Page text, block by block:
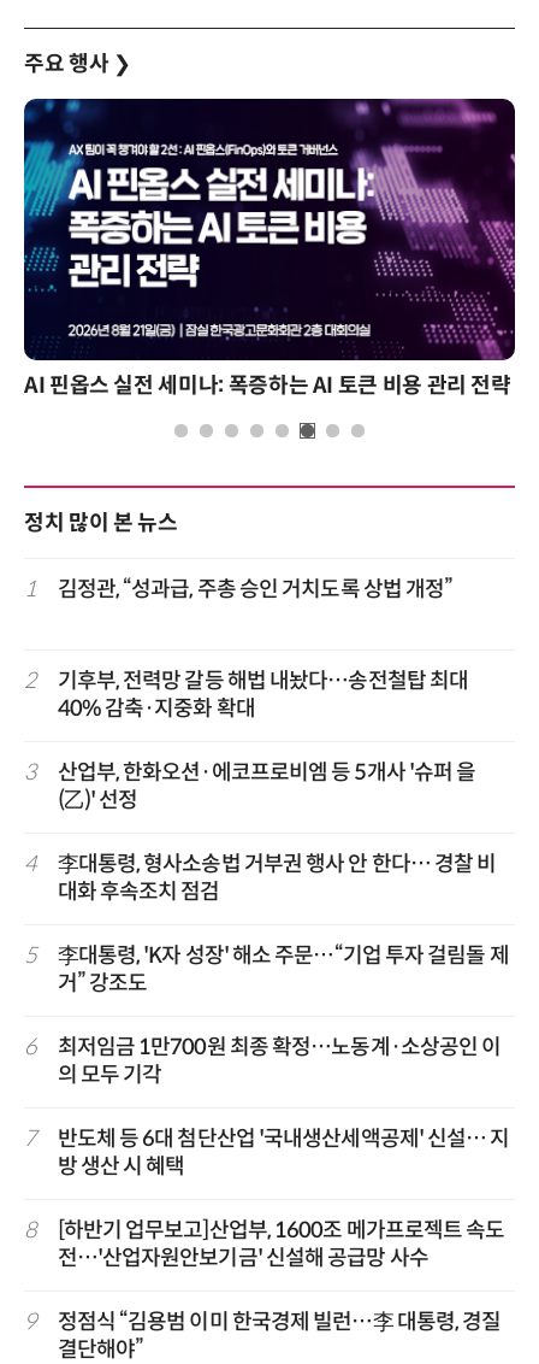
주요 행사 ❯
AI 핀옵스 실전 세미나: 폭증하는 AI 토큰 비용 관리 전략
정치 많이 본 뉴스
1 김정관, “성과급, 주총 승인 거치도록 상법 개정”
2
기후부, 전력망 갈등 해법 내놨다…송전철탑 최대
40% 감축·지중화 확대
3
산업부, 한화오션·에코프로비엠 등 5개사 '슈퍼 을
(乙)' 선정
4
李대통령, 형사소송법 거부권 행사 안 한다… 경찰 비
대화 후속조치 점검
5
李대통령, 'K자 성장' 해소 주문…“기업 투자 걸림돌 제
거” 강조도
6
최저임금 1만700원 최종 확정…노동계·소상공인 이
의 모두 기각
7
반도체 등 6대 첨단산업 '국내생산세액공제' 신설… 지
방 생산 시 혜택
8
[하반기 업무보고]산업부, 1600조 메가프로젝트 속도
전…'산업자원안보기금' 신설해 공급망 사수
9
정점식 “김용범 이미 한국경제 빌런…李 대통령, 경질
결단해야”